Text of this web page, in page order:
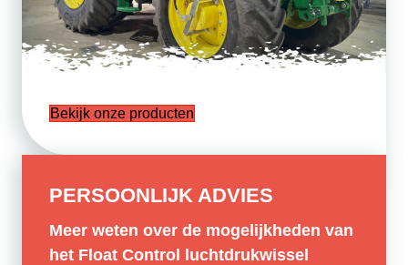
Bekijk onze producten
PERSOONLIJK ADVIES
Meer weten over de mogelijkheden van
het Float Control luchtdrukwissel